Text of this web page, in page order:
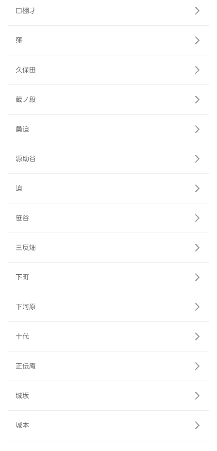
口棚才
窪
久保田
蔵ノ段
桑迫
源助谷
迫
笹谷
三反畑
下町
下河原
十代
正伝庵
城坂
城本